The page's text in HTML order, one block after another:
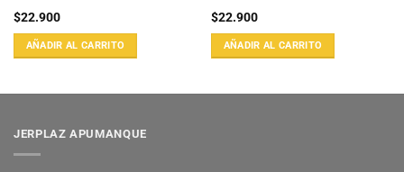
$22.900
AÑADIR AL CARRITO
$22.900
AÑADIR AL CARRITO
JERPLAZ APUMANQUE